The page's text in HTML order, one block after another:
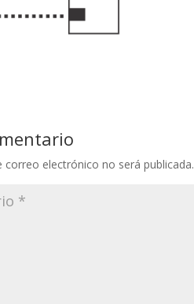
correo electrónico no será publicada.